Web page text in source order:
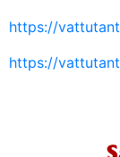
https://
https://